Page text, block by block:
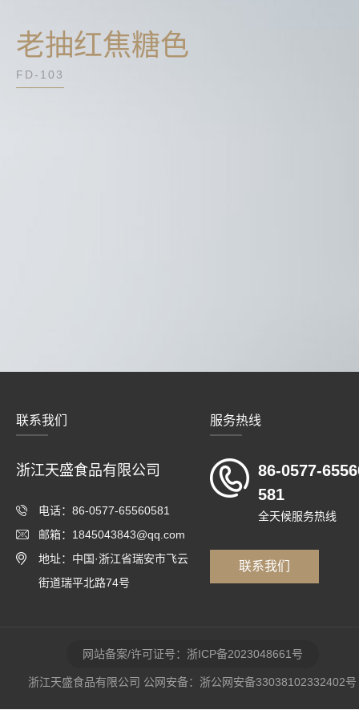
老抽红焦糖色
FD-103
联系我们
浙江天盛食品有限公司
电话：86-0577-65560581
邮箱：1845043843@qq.com
地址：中国·浙江省瑞安市飞云
街道瑞平北路74号
服务热线
86-0577-
581
全天候服务热线
联系我们
网站备案/许可证号：浙ICP备2023048661号
浙江天盛食品有限公司 公网安备：浙公网安备33038102332402号